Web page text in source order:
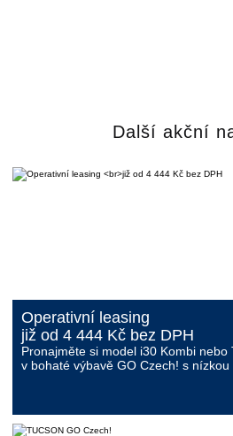
Další akční
Operativní leasing
již od 4 444 Kč bez DPH
Pronajměte si model i30 Kombi nebo
v bohaté výbavě GO Czech! s nízkou